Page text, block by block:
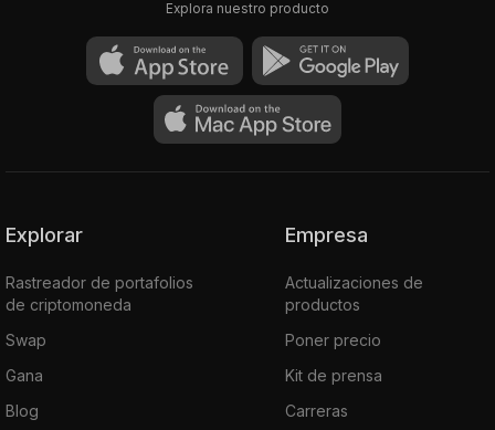
Explora nuestro producto
Explorar
Rastreador de portafolios
de criptomoneda
Swap
Gana
Blog
Empresa
Actualizaciones de
productos
Poner precio
Kit de prensa
Carreras